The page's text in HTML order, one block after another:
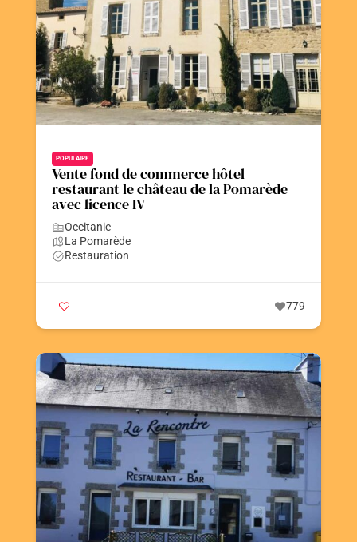
POPULAIRE
Vente fond de commerce hôtel
restaurant le château de la Pomarède
avec licence IV
Occitanie
La Pomarède
Restauration
779